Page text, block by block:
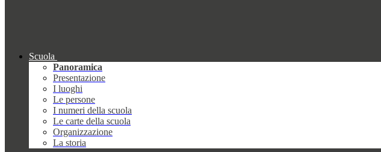
Scuola
Panoramica
Presentazione
I luoghi
Le persone
I numeri della scuola
Le carte della scuola
Organizzazione
La storia